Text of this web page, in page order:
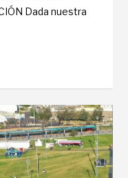
Dada nuestra